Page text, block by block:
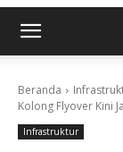
Beranda
Kolong Flyover Kini
Infrastruktur